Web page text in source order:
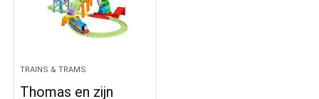
TRAINS & TRAMS
Thomas en zijn